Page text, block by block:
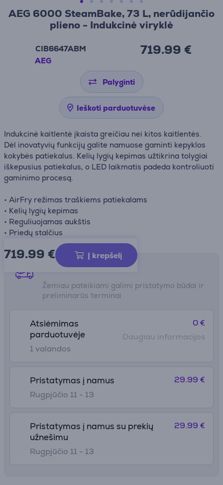
AEG 6000 SteamBake, 73 L, nerūdijančio
plieno - Indukcinė viryklė
CIB6647ABM
AEG
719.99 €
Palyginti
Ieškoti parduotuvėse
Indukcinė kaitlentė įkaista greičiau nei kitos kaitlentės.
Dėl inovatyvių funkcijų galite namuose gaminti kepyklos
kokybės patiekalus. Kelių lygių kepimas užtikrina tolygiai
iškepusius patiekalus, o LED laikmatis padeda kontroliuoti
gaminimo procesą.
• AirFry režimas traškiems patiekalams
• Kelių lygių kepimas
• Reguliuojamas aukštis
• Priedų stalčius
719.99 € Į krepšelį
Pristatymo būdai
Žemiau pateikiami galimi pristatymo būdai ir
preliminarūs terminai
Atsiėmimas
parduotuvėje
1 valandos
0 €
Daugiau informacijos
Pristatymas į namus
Rugpjūčio 11 - 13
29.99 €
Pristatymas į namus su prekių
užnešimu
Rugpjūčio 11 - 13
29.99 €